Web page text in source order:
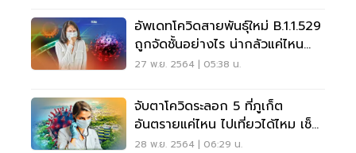
อัพเดทโควิดสายพันธุ์ใหม่ B.1.1.529
ถูกจัดชั้นอย่างไร น่ากลัวแค่ไหน
เช็กเลย
27 พ.ย. 2564 | 05:38 น.
จับตาโควิดระลอก 5 ที่ภูเก็ต
อันตรายแค่ไหน ไปเที่ยวได้ไหม เช็ก
เลย
28 พ.ย. 2564 | 06:29 น.